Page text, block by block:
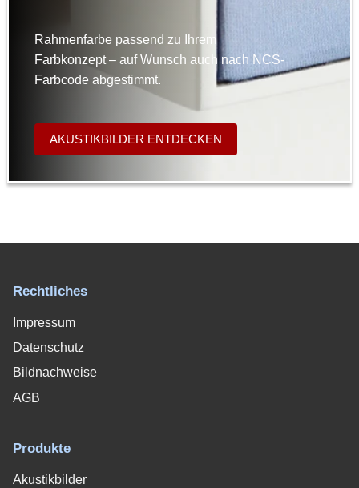
Rahmenfarbe passend zu Ihrem
Farbkonzept – auf Wunsch auch nach NCS-
Farbcode abgestimmt.
AKUSTIKBILDER ENTDECKEN
Rechtliches
Impressum
Datenschutz
Bildnachweise
AGB
Produkte
Akustikbilder